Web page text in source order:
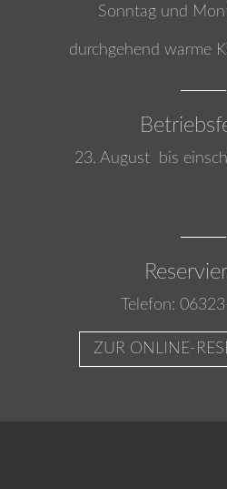
Sonntag und
durchgehend warme
23. August bis
Telefon:
ZUR ONLINE-